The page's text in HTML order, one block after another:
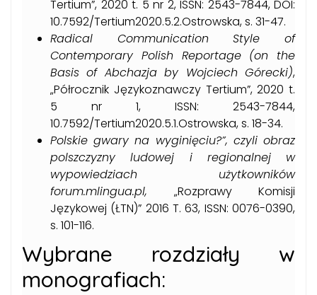
Tertium”, 2020 t. 5 nr 2, ISSN: 2543-7844, DOI:
10.7592/Tertium2020.5.2.Ostrowska, s. 31-47.
Radical Communication Style of
Contemporary Polish Reportage (on the
Basis of Abchazja by Wojciech Górecki),
„Półrocznik Językoznawczy Tertium”, 2020 t.
5 nr 1, ISSN: 2543-7844,
10.7592/Tertium2020.5.1.Ostrowska, s. 18-34.
Polskie gwary na wyginięciu?”, czyli obraz
polszczyzny ludowej i regionalnej w
wypowiedziach użytkowników
forum.mlingua.pl, „Rozprawy Komisji
Językowej (ŁTN)” 2016 T. 63, ISSN: 0076-0390,
s. 101-116.
Wybrane rozdziały w
monografiach: